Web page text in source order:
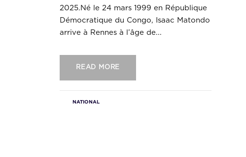
2025.Né le 24 mars 1999 en République
Démocratique du Congo, Isaac Matondo
arrive à Rennes à l’âge de...
READ MORE
NATIONAL